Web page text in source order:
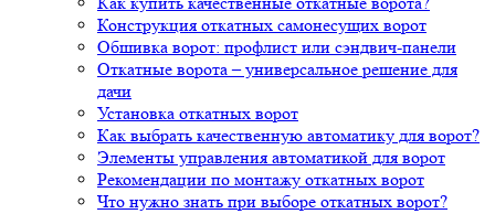
Конструкция откатных самонесущих ворот
Обшивка ворот: профлист или сэндвич-панели
Откатные ворота – универсальное решение для
дачи
Установка откатных ворот
Как выбрать качественную автоматику для ворот?
Элементы управления автоматикой для ворот
Рекомендации по монтажу откатных ворот
Что нужно знать при выборе откатных ворот?